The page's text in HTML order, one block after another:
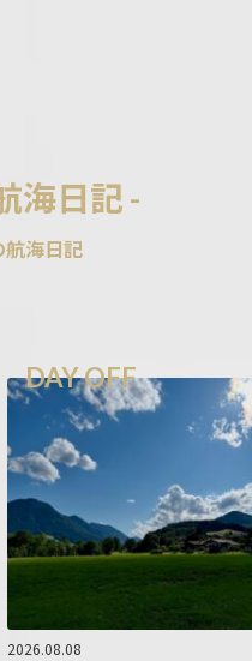
海日記 -
海日記
DAY OFF
2026.08.08